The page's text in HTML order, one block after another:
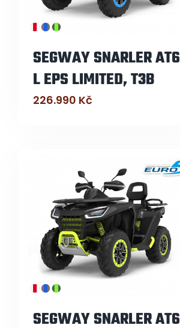
SEGWAY SNARLER AT6
L EPS LIMITED, T3B
226.990 Kč
SEGWAY SNARLER AT6